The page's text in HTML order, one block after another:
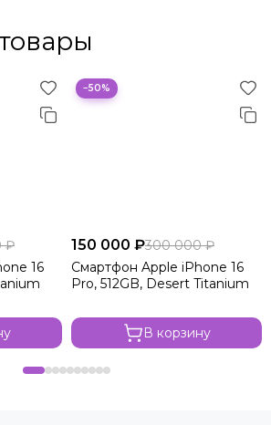
₽
16
−50%
150 000 ₽300 000 ₽
Смартфон Apple iPhone 16
Pro, 512GB, Desert Titanium
В корзину